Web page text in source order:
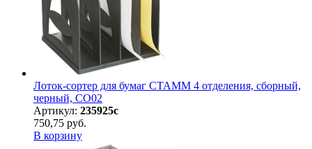
Лоток-сортер для бумаг СТАММ 4 отделения, сборный,
черный, СО02
Артикул: 235925с
750,75 руб.
В корзину